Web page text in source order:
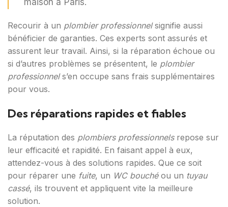
Recourir à un plombier professionnelsignifie aussi
bénéficier de garanties. Ces experts sont assurés et
assurent leur travail. Ainsi, si la réparation échoue ou
si d’autres problèmes se présentent, le plombier
professionnels’en occupe sans frais supplémentaires
pour vous.
Des réparations rapides et fiables
La réputation des plombiers professionnelsrepose sur
leur efficacité et rapidité. En faisant appel à eux,
attendez-vous à des solutions rapides. Que ce soit
pour réparer une fuite, un WC bouchéou un tuyau
cassé, ils trouvent et appliquent vite la meilleure
solution.